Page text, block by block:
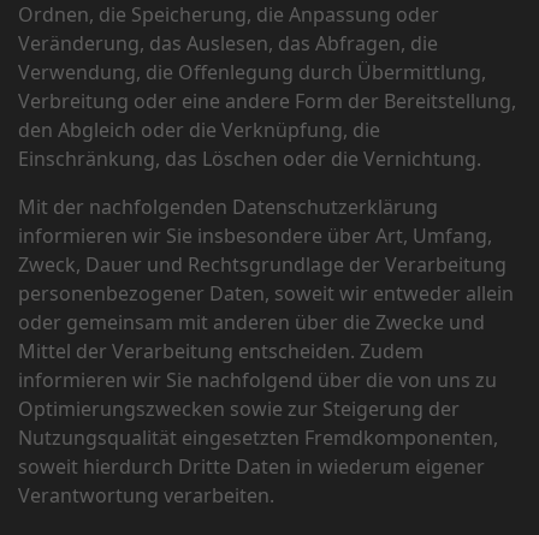
Ordnen, die Speicherung, die Anpassung oder
Veränderung, das Auslesen, das Abfragen, die
Verwendung, die Offenlegung durch Übermittlung,
Verbreitung oder eine andere Form der Bereitstellung,
den Abgleich oder die Verknüpfung, die
Einschränkung, das Löschen oder die Vernichtung.
Mit der nachfolgenden Datenschutzerklärung
informieren wir Sie insbesondere über Art, Umfang,
Zweck, Dauer und Rechtsgrundlage der Verarbeitung
personenbezogener Daten, soweit wir entweder allein
oder gemeinsam mit anderen über die Zwecke und
Mittel der Verarbeitung entscheiden. Zudem
informieren wir Sie nachfolgend über die von uns zu
Optimierungszwecken sowie zur Steigerung der
Nutzungsqualität eingesetzten Fremdkomponenten,
soweit hierdurch Dritte Daten in wiederum eigener
Verantwortung verarbeiten.